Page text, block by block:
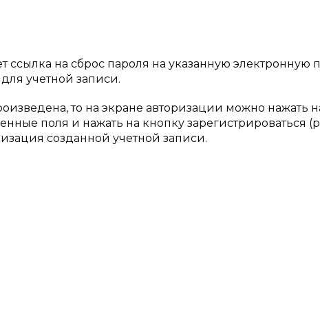
на сброс пароля на указанную электронную
учетной записи.
то на экране авторизации можно нажать
поля и нажать на кнопку зарегистрироваться
созданной учетной записи.